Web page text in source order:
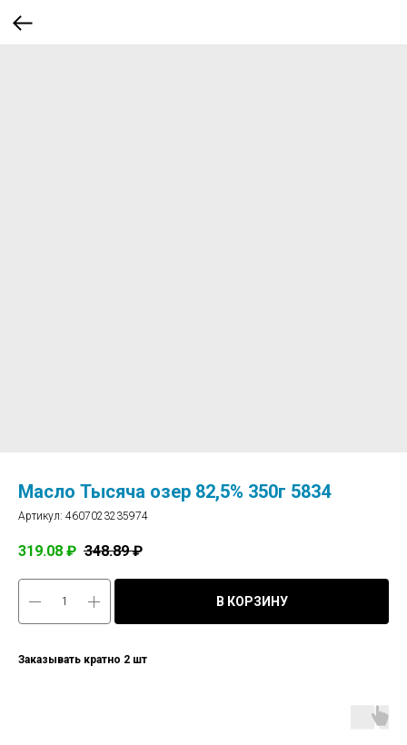
Масло Тысяча озер 82,5% 350г 5834
Артикул: 4607023235974
319.08 ₽ 348.89 ₽
В КОРЗИНУ
Заказывать кратно 2 шт